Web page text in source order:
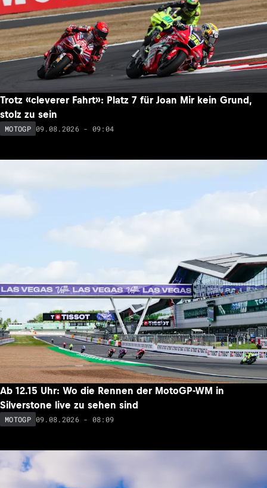
Trotz «cleverer Fahrt»: Platz 7 für Joan Mir kein Grund,
stolz zu sein
MOTOGP 09.08.2026 - 09:04
Ab 12.15 Uhr: Wo die Rennen der MotoGP-WM in
Silverstone live zu sehen sind
MOTOGP 09.08.2026 - 08:09